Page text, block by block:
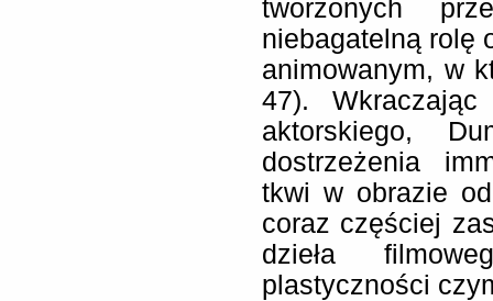
tworzonych
niebagatelną rolę
animowanym, w
47).
aktorskiego,
dostrzeżenia
tkwi w obrazie
coraz częściej
dzieła
plastyczności